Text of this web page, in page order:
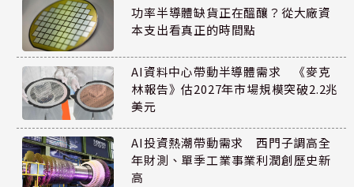
功率半導體缺貨正在醞釀？從大廠資
本支出看真正的時間點
AI資料中心帶動半導體需求 《麥克
林報告》估2027年市場規模突破2.2兆
美元
AI投資熱潮帶動需求 西門子調高全
年財測、單季工業事業利潤創歷史新
高